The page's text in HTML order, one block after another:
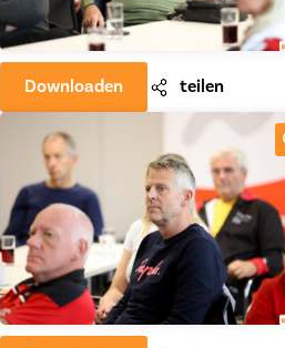
Downloaden teilen